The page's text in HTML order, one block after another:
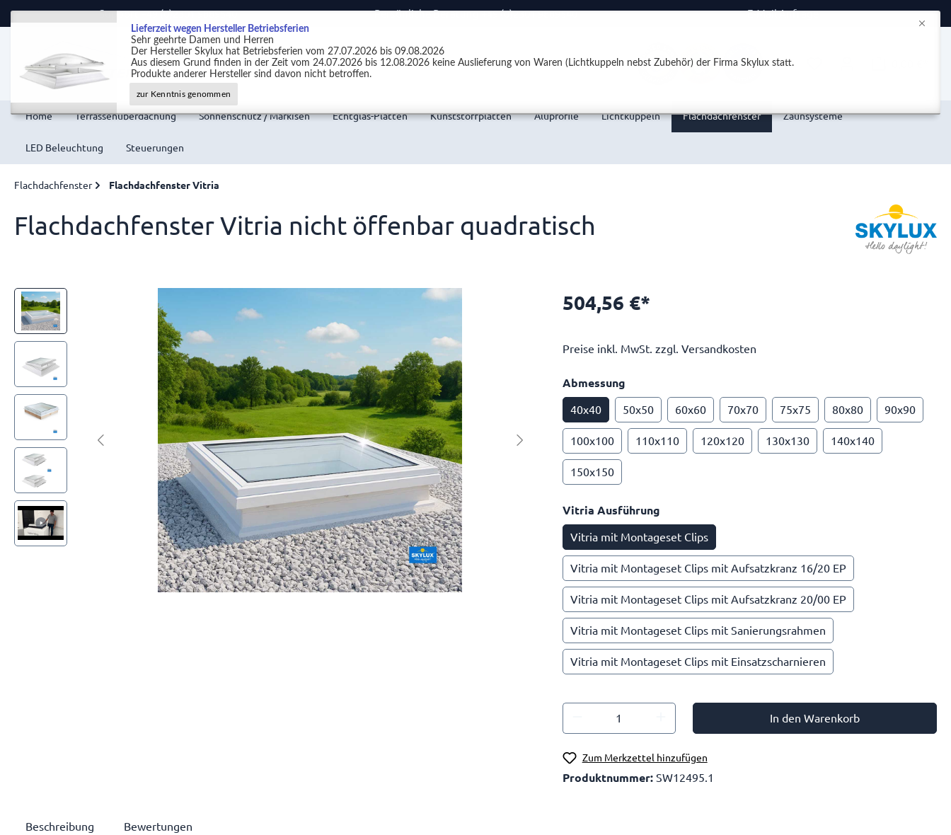
Support +49 (0)2301 9889540 Persönliche Beratung +49 (0)2301 9889540 E-Mail Anfrage
Home Terrassenüberdachung Sonnenschutz / Markisen Echtglas-Platten Kunststoffplatten Aluprofile Lichtkuppeln Flachdachfenster Zaunsysteme
LED Beleuchtung Steuerungen
Flachdachfenster Flachdachfenster Vitria
Flachdachfenster Vitria nicht öffenbar quadratisch
504,56 €*
Preise inkl. MwSt. zzgl. Versandkosten
Abmessung
40x40 50x50 60x60 70x70 75x75 80x80 90x90
100x100 110x110 120x120 130x130 140x140
150x150
Vitria Ausführung
Vitria mit Montageset Clips
Vitria mit Montageset Clips mit Aufsatzkranz 16/20 EP
Vitria mit Montageset Clips mit Aufsatzkranz 20/00 EP
Vitria mit Montageset Clips mit Sanierungsrahmen
Vitria mit Montageset Clips mit Einsatzscharnieren
In den Warenkorb
Zum Merkzettel hinzufügen
Produktnummer: SW12495.1
Beschreibung Bewertungen
Lieferzeit wegen Hersteller Betriebsferien
Sehr geehrte Damen und Herren
Der Hersteller Skylux hat Betriebsferien vom 27.07.2026 bis 09.08.2026
Aus diesem Grund finden in der Zeit vom 24.07.2026 bis 12.08.2026 keine Auslieferung von Waren (Lichtkuppeln nebst Zubehör) der Firma Skylux statt.
Produkte anderer Hersteller sind davon nicht betroffen.
zur Kenntnis genommen